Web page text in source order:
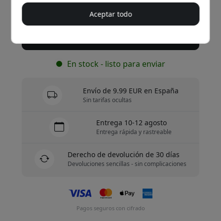
14.99 EUR
En stock - listo para enviar
Envío de 9.99 EUR en España
Sin tarifas ocultas
Entrega 10-12 agosto
Entrega rápida y rastreable
Derecho de devolución de 30 días
Devoluciones sencillas - sin complicaciones
Pagos seguros con cifrado
Aceptar todo